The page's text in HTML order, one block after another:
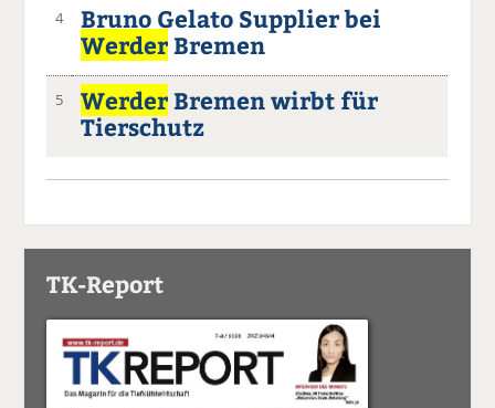
4
Bruno Gelato Supplier bei
WerderBremen
5 WerderBremen wirbt für
Tierschutz
TK-Report